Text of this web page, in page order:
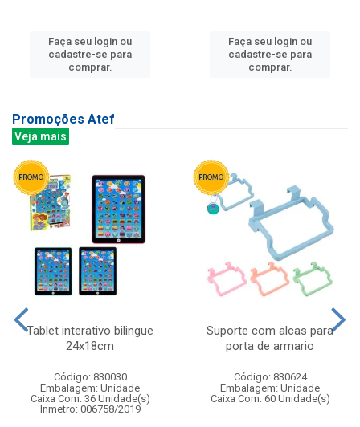
Faça seu login ou
cadastre-se para
comprar.
Faça seu login ou
cadastre-se para
comprar.
Promoções Atef
Veja mais
Tablet interativo bilingue
24x18cm
Código: 830030
Embalagem: Unidade
Caixa Com: 36 Unidade(s)
Inmetro: 006758/2019
Suporte com alcas para
porta de armario
Código: 830624
Embalagem: Unidade
Caixa Com: 60 Unidade(s)